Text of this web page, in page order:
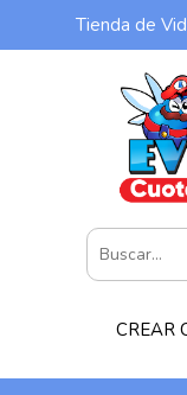
Tienda de
CREAR